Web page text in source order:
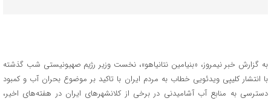
به گزارش خبر نیمروز، «بنیامین نتانیاهو»، نخست وزیر رژیم صهیونیستی شب گذشته
با انتشار کلیپی ویدئویی خطاب به مردم ایران با تاکید بر موضوع بحران آب و کمبود
دسترسی به منابع آب آشامیدنی در برخی از کلانشهرهای ایران در هفته‌های اخیر،